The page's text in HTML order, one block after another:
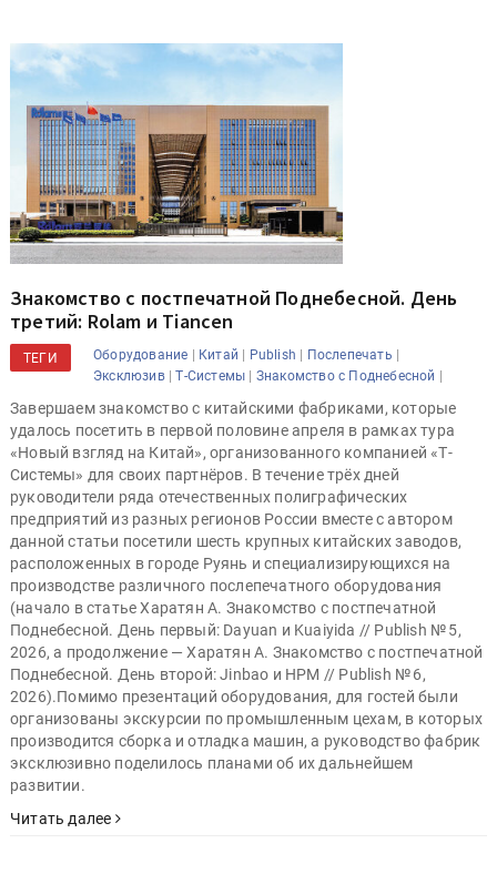
Знакомство с постпечатной Поднебесной. День
третий: Rolam и Tiancen
ТЕГИ Оборудование | Китай | Publish | Послепечать |
Эксклюзив|Т-Системы | Знакомство с Поднебесной |
Завершаем знакомство с китайскими фабриками, которые
удалось посетить в первой половине апреля в рамках тура
«Новый взгляд на Китай», организованного компанией «Т-
Системы» для своих партнёров. В течение трёх дней
руководители ряда отечественных полиграфических
предприятий из разных регионов России вместе с автором
данной статьи посетили шесть крупных китайских заводов,
расположенных в городе Руянь и специализирующихся на
производстве различного послепечатного оборудования
(начало в статье Харатян А. Знакомство с постпечатной
Поднебесной. День первый: Dayuan и Kuaiyida // Publish № 5,
2026, а продолжение — Харатян А. Знакомство с постпечатной
Поднебесной. День второй: Jinbao и HPM // Publish № 6,
2026).Помимо презентаций оборудования, для гостей были
организованы экскурсии по промышленным цехам, в которых
производится сборка и отладка машин, а руководство фабрик
эксклюзивно поделилось планами об их дальнейшем
развитии.
Читать далее